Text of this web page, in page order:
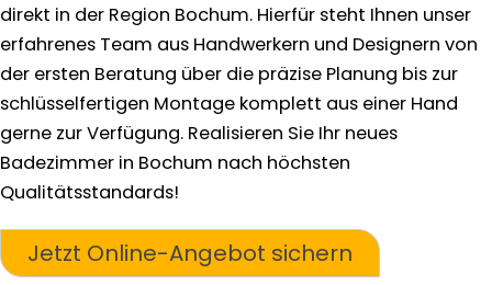
direkt in der Region Bochum. Hierfür steht Ihnen unser
erfahrenes Team aus Handwerkern und Designern von
der ersten Beratung über die präzise Planung bis zur
schlüsselfertigen Montage komplett aus einer Hand
gerne zur Verfügung. Realisieren Sie Ihr neues
Badezimmer in Bochum nach höchsten
Qualitätsstandards!
Jetzt Online-Angebot sichern